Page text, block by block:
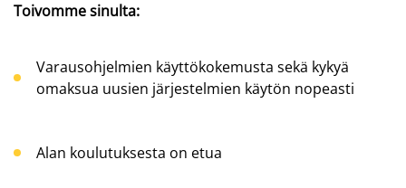
Toivomme sinulta:
Varausohjelmien käyttökokemusta sekä kykyä
omaksua uusien järjestelmien käytön nopeasti
Alan koulutuksesta on etua